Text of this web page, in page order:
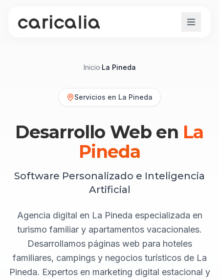
Inicio·La Pineda
Servicios en La Pineda
Desarrollo Web en La
Pineda
Software Personalizado e Inteligencia
Artificial
Agencia digital en La Pineda especializada en
turismo familiar y apartamentos vacacionales.
Desarrollamos páginas web para hoteles
familiares, campings y negocios turísticos de La
Pineda. Expertos en marketing digital estacional y